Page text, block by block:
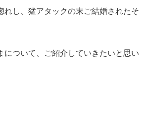
れし、猛アタックの末ご結婚されたそ
について、ご紹介していきたいと思い